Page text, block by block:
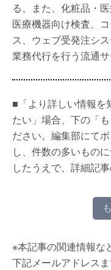
る。また、化粧品・
医療機器向け検査、
ス、ウェブ受発注シ
業務代行を行う流通サ
■「より詳しい情報を
たい」場合、下の「
ださい。編集部にて
し、件数の多いもの
したうえで、詳細記
※本記事の関連情報な
下記メールアドレス